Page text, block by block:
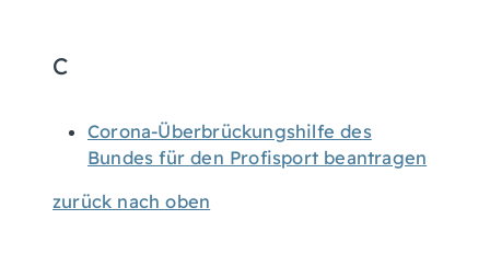
C
Corona-Überbrückungshilfe des
Bundes für den Profisport beantragen
zurück nach oben